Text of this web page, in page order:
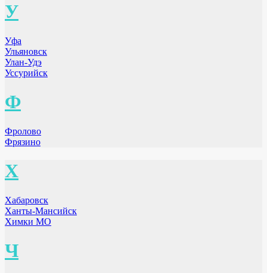
У
Уфа
Ульяновск
Улан-Удэ
Уссурийск
Ф
Фролово
Фрязино
Х
Хабаровск
Ханты-Мансийск
Химки МО
Ч